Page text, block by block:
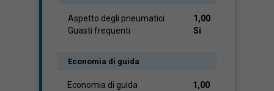
Aspetto degli pneumatici
1,00
Guasti frequenti
Si
Economia di guida
Economia di guida
1,00